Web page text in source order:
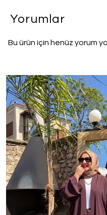
Yorumlar
Bu ürün için henüz yorum